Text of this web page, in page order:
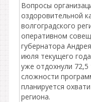
Вопросы
оздоровительной
волгоградского
оперативном
губернатора
июля текущего
уже отдохнули
сложности
планируется
региона.